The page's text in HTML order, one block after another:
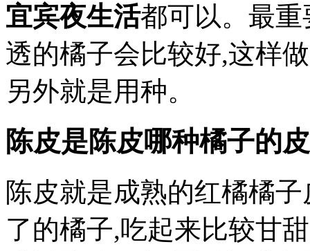
宜宾夜生活都可以。最
透的橘子会比较好,这样
另外就是用种。
陈皮是陈皮哪种橘子的
陈皮就是成熟的红橘橘
了的橘子,吃起来比较甘